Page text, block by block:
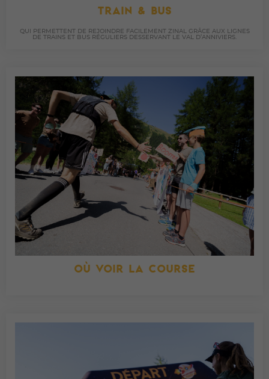
TRAIN & BUS
QUI PERMETTENT DE REJOINDRE FACILEMENT ZINAL GRÂCE AUX LIGNES
DE TRAINS ET BUS RÉGULIERS DESSERVANT LE VAL D’ANNIVIERS.
OÙ VOIR LA COURSE